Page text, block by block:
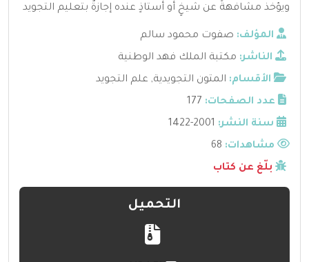
ويؤخذ مشافهةً عن شيخٍ أو أستاذٍ عنده إجازةٌ بتعليم التجويد
المؤلف: صفوت محمود سالم
الناشر: مكتبة الملك فهد الوطنية
الأقسام: المتون التجويدية, علم التجويد
عدد الصفحات: 177
سنة النشر: 2001-1422
مشاهدات:
بلّغ عن كتاب
التحميل